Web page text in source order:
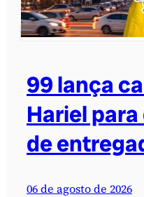
99 lança
Hariel
de
06 de agosto de 2026